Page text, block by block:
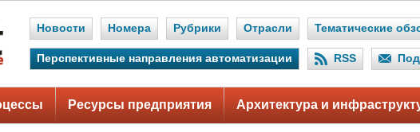
Новости Номера Рубрики Отрасли Тематические
Перспективные направления автоматизации RSS
Ресурсы предприятия Архитектура и